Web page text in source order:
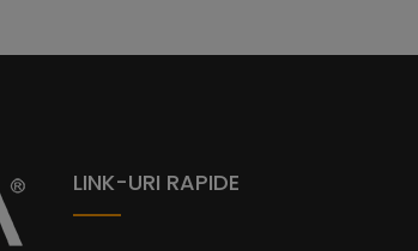
LINK-URI RAPIDE